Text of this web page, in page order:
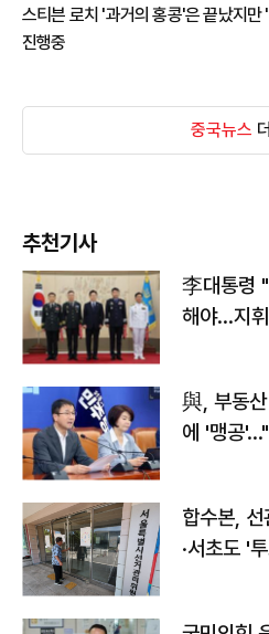
스티븐 로치 '과거의 홍콩'은 끝났지만
진행중
중국뉴스
추천기사
李대통령
해야…지
與, 부동
에 '맹공
합수본,
·서초도 '